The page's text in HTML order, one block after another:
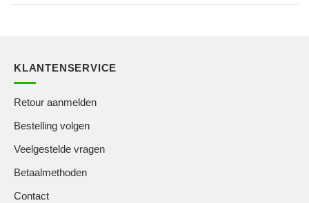
KLANTENSERVICE
Retour aanmelden
Bestelling volgen
Veelgestelde vragen
Betaalmethoden
Contact